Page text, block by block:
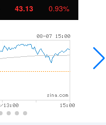
11.37 1.01%